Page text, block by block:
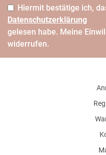
Hiermit bestätige ich,
Daten­schutz­erklärung
gelesen habe. Meine
widerrufen.